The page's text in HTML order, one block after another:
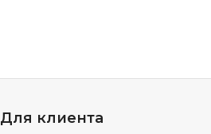
Для клиента